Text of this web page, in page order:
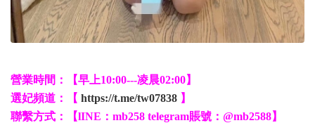
營業時間：【早上10:00---凌晨02:00】
選妃頻道：【 https://t.me/tw07838 】
聯繫方式：【lINE：mb258 telegram賬號：@mb2588】